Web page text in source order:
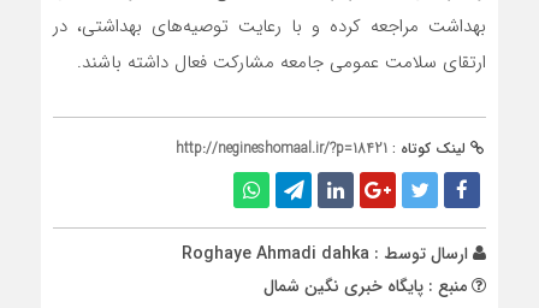
بهداشت مراجعه کرده و با رعایت توصیه‌های بهداشتی، در
ارتقای سلامت عمومی جامعه مشارکت فعال داشته باشند.
لینک کوتاه : http://negineshomaal.ir/?p=18421
ارسال توسط : Roghaye Ahmadi dahka
منبع : پایگاه خبری نگین شمال